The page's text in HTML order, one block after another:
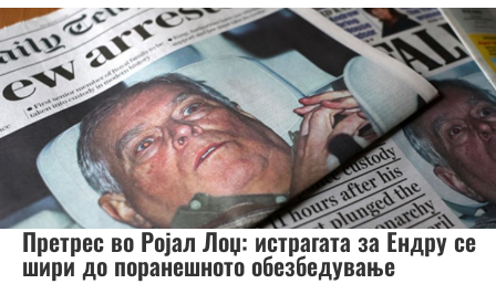
Претрес во Ројал Лоџ: истрагата за Ендру се
шири до поранешното обезбедување